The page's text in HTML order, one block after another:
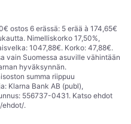
ostos 6 erässä: 5 erää à 174,65€
Nimelliskorko 17,50%,
1047,88€. Korko: 47,88€.
vain Suomessa asuville vähintään
hyväksynnän.
summa riippuu
Klarna Bank AB (publ),
556737-0431. Katso ehdot
ehdot/.